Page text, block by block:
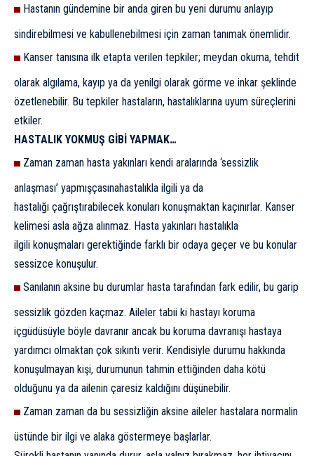
Hastanın gündemine bir anda giren bu yeni durumu anlayıp
sindirebilmesi ve kabullenebilmesi için zaman tanımak önemlidir.
Kanser tanısına ilk etapta verilen tepkiler; meydan okuma, tehdit
olarak algılama, kayıp ya da yenilgi olarak görme ve inkar şeklinde
özetlenebilir. Bu tepkiler hastaların, hastalıklarına uyum süreçlerini
etkiler.
HASTALIK YOKMUŞ GİBİ YAPMAK…
Zaman zaman hasta yakınları kendi aralarında ‘sessizlik
anlaşması’ yapmışçasınahastalıkla ilgili ya da
hastalığı çağrıştırabilecek konuları konuşmaktan kaçınırlar. Kanser
kelimesi asla ağza alınmaz. Hasta yakınları hastalıkla
ilgili konuşmaları gerektiğinde farklı bir odaya geçer ve bu konular
sessizce konuşulur.
Sanılanın aksine bu durumlar hasta tarafından fark edilir, bu garip
sessizlik gözden kaçmaz. Aileler tabii ki hastayı koruma
içgüdüsüyle böyle davranır ancak bu koruma davranışı hastaya
yardımcı olmaktan çok sıkıntı verir. Kendisiyle durumu hakkında
konuşulmayan kişi, durumunun tahmin ettiğinden daha kötü
olduğunu ya da ailenin çaresiz kaldığını düşünebilir.
Zaman zaman da bu sessizliğin aksine aileler hastalara normalin
üstünde bir ilgi ve alaka göstermeye başlarlar.